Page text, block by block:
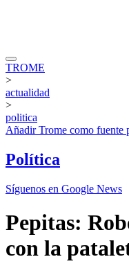
TROME
>
actualidad
>
politica
AñadirTrome como fuente
Política
Síguenos en Google News
Pepitas:
con la